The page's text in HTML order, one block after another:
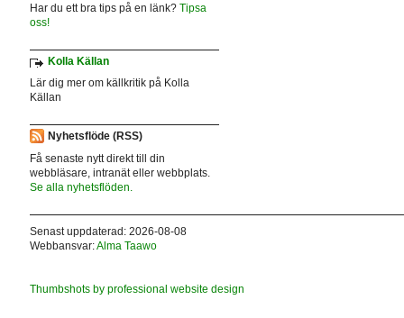
Har du ett bra tips på en länk? Tipsa
oss!
Kolla Källan
Lär dig mer om källkritik på Kolla
Källan
Nyhetsflöde (RSS)
Få senaste nytt direkt till din
webbläsare, intranät eller webbplats.
Se alla nyhetsflöden.
Senast uppdaterad: 2026-08-08
Webbansvar:Alma Taawo
Thumbshots by professional website design